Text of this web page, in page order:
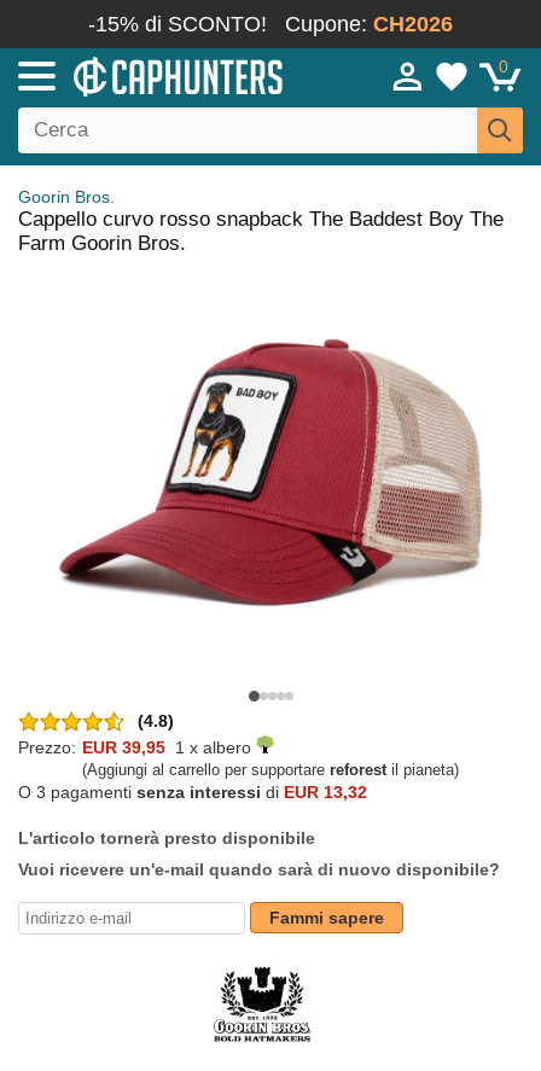
-15% di SCONTO! Cupone: CH2026
0
Goorin Bros.
Cappello curvo rosso snapback The Baddest Boy The
Farm Goorin Bros.
(4.8)
Prezzo: EUR 39,95 1 x albero
(Aggiungi al carrello per supportare reforestil pianeta)
O 3 pagamenti senza interessi di EUR 13,32
L'articolo tornerà presto disponibile
Vuoi ricevere un'e-mail quando sarà di nuovo disponibile?
Fammi sapere